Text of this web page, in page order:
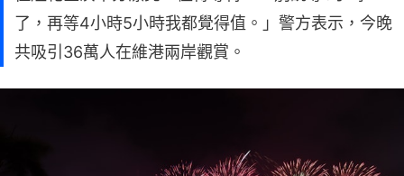
了，再等4小時5小時我都覺得值。」警方表示，今晚
共吸引36萬人在維港兩岸觀賞。